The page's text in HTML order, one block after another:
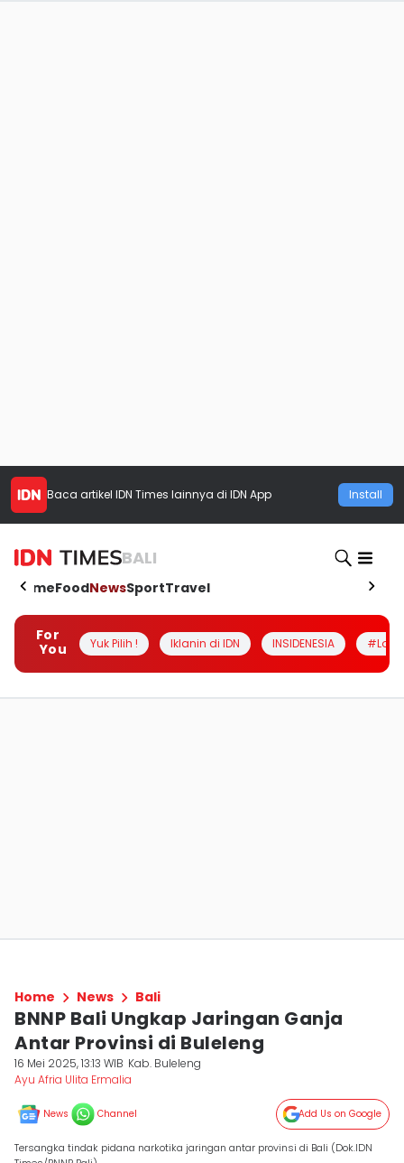
Baca artikel IDN Times lainnya di IDN App Install
BALI
HomeFoodNewsSportTravel
For
You
Yuk Pilih ! Iklanin di IDN INSIDENESIA
Home News Bali
BNNP Bali Ungkap Jaringan Ganja
Antar Provinsi di Buleleng
16 Mei 2025, 13:13 WIB Kab. Buleleng
Ayu Afria Ulita Ermalia
News Channel Add Us on Google
Tersangka tindak pidana narkotika jaringan antar provinsi di Bali (Dok.IDN